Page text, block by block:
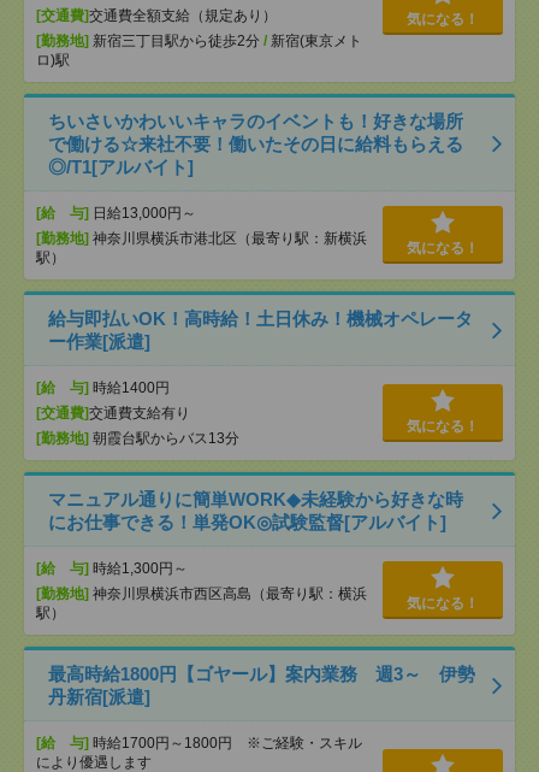
[交通費]交通費全額支給（規定あり）
[勤務地] 新宿三丁目駅から徒歩2分 / 新宿(東京メト
ロ)駅
気になる！
ちいさいかわいいキャラのイベントも！好きな場所
で働ける☆来社不要！働いたその日に給料もらえる
◎/T1[アルバイト]
[給 与] 日給13,000円～
[勤務地] 神奈川県横浜市港北区（最寄り駅：新横浜
駅）
気になる！
給与即払いOK！高時給！土日休み！機械オペレータ
ー作業[派遣]
[給 与] 時給1400円
[交通費]交通費支給有り
[勤務地] 朝霞台駅からバス13分
気になる！
マニュアル通りに簡単WORK◆未経験から好きな時
にお仕事できる！単発OK◎試験監督[アルバイト]
[給 与] 時給1,300円～
[勤務地] 神奈川県横浜市西区高島（最寄り駅：横浜
駅）
気になる！
最高時給1800円【ゴヤール】案内業務 週3～ 伊勢
丹新宿[派遣]
[給 与] 時給1700円～1800円 ※ご経験・スキル
により優遇します